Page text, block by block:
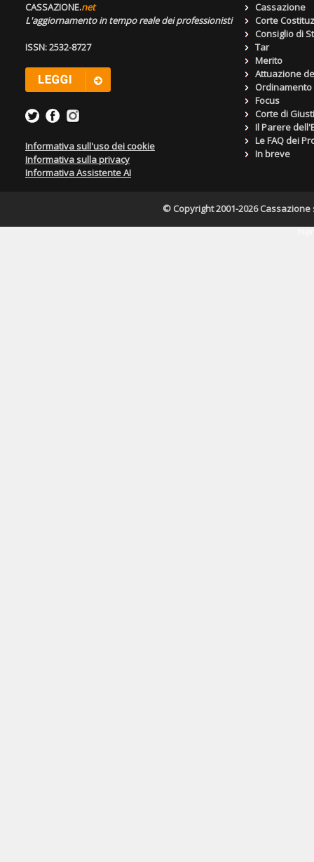
CASSAZIONE.net
L'aggiornamento in tempo reale dei professionisti
ISSN: 2532-8727
Informativa sull'uso dei cookie
Informativa sulla privacy
Informativa Assistente AI
Cassazione
Corte
Consiglio di
Tar
Merito
Attuazione
Focus
Corte di
Il Parere
Le FAQ dei
In breve
© Copyright 2001-2026 Cassazione